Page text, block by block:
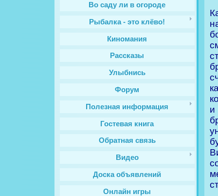
Во саду ли в огороде
Рыбалка - это клёво!
Киномания
Рассказы
Улыбнись
Форум
Полезная информация
Гостевая книга
Обратная связь
Видео
Доска объявлений
Онлайн игры
и